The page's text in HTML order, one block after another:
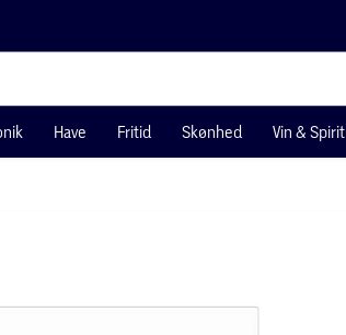
Have Fritid Skønhed Vin &